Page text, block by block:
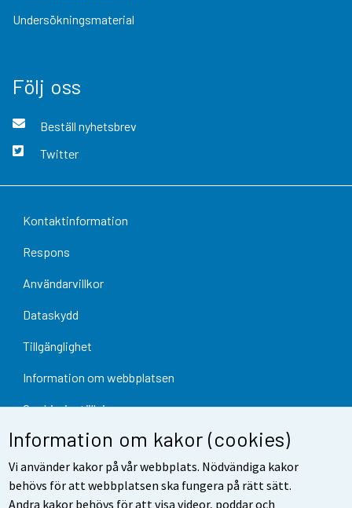
Information om kakor (cookies)
Vi använder kakor på vår webbplats. Nödvändiga kakor
behövs för att webbplatsen ska fungera på rätt sätt.
Andra kakor behövs för att visa videor, poddar och
Undersökningsmaterial
Följ oss
Beställ nyhetsbrev
Twitter
Kontaktinformation
Respons
Användarvillkor
Dataskydd
Tillgänglighet
Information om webbplatsen
Cookie-inställningar